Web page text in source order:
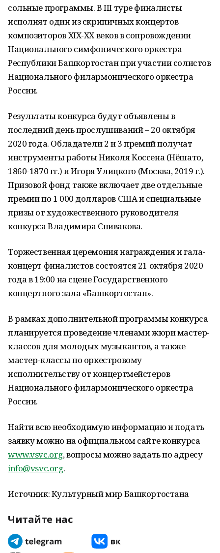
сольные программы. В III туре финалисты
исполнят один из скрипичных концертов
композиторов XIX-XX веков в сопровождении
Национального симфонического оркестра
Республики Башкортостан при участии солистов
Национального филармонического оркестра
России.
Результаты конкурса будут объявлены в
последний день прослушиваний – 20 октября
2020 года. Обладатели 2 и 3 премий получат
инструменты работы Николя Коссена (Нёшато,
1860-1870 гг.) и Игоря Улицкого (Москва, 2019 г.).
Призовой фонд также включает две отдельные
премии по 1 000 долларов США и специальные
призы от художественного руководителя
конкурса Владимира Спивакова.
Торжественная церемония награждения и гала-
концерт финалистов состоятся 21 октября 2020
года в 19:00 на сцене Государственного
концертного зала «Башкортостан».
В рамках дополнительной программы конкурса
планируется проведение членами жюри мастер-
классов для молодых музыкантов, а также
мастер-классы по оркестровому
исполнительству от концертмейстеров
Национального филармонического оркестра
России.
Найти всю необходимую информацию и подать
заявку можно на официальном сайте конкурса
www.vsvc.org, вопросы можно задать по адресу
info@vsvc.org.
Источник: Культурный мир Башкортостана
Читайте нас